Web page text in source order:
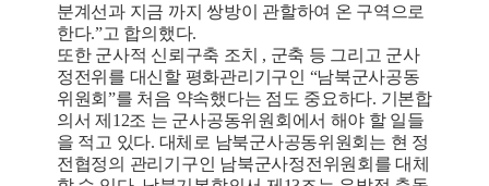
분계선과 지금 까지 쌍방이 관할하여 온 구역으로
한다.”고 합의했다.
또한 군사적 신뢰구축 조치 , 군축 등 그리고 군사
정전위를 대신할 평화관리기구인 “남북군사공동
위원회”를 처음 약속했다는 점도 중요하다. 기본합
의서 제12조 는 군사공동위원회에서 해야 할 일들
을 적고 있다. 대체로 남북군사공동위원회는 현 정
전협정의 관리기구인 남북군사정전위원회를 대체